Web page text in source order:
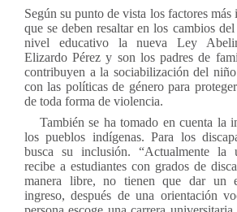
Según su punto de vista los factores más
que se deben resaltar en los cambios
nivel educativo la nueva Ley
Elizardo Pérez y son los padres de
contribuyen a la sociabilización del
con las políticas de género para
de toda forma de violencia.
También se ha tomado en cuenta la
los pueblos indígenas. Para los
busca su inclusión. “Actualmente la
recibe a estudiantes con grados de
manera libre, no tienen que dar un
ingreso, después de una orientación